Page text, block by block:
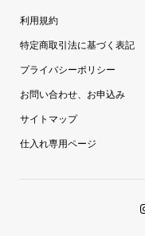
利用規約
特定商取引法に基づく表記
プライバシーポリシー
お問い合わせ、お申込み
サイトマップ
仕入れ専用ページ